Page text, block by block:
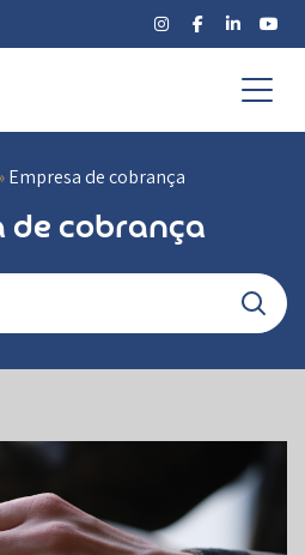
Empresa de cobrança
de cobrança